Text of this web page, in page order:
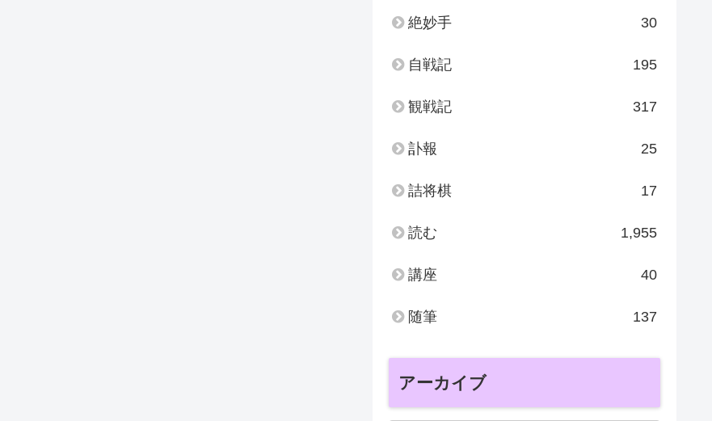
絶妙手 30
自戦記 195
観戦記 317
訃報 25
詰将棋 17
読む 1,955
講座 40
随筆 137
アーカイブ